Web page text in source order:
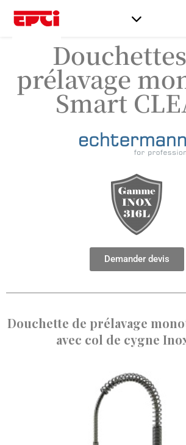
prélavage
Smart
Demander devis
Douchette de prélavage
avec col de cygne